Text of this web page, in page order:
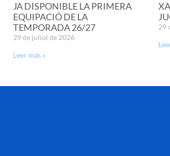
JA DISPONIBLE LA PRIMERA
EQUIPACIÓ DE LA
TEMPORADA 26/27
29 de juliol de 2026
Leer más »
29